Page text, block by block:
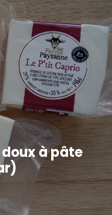
à pâte